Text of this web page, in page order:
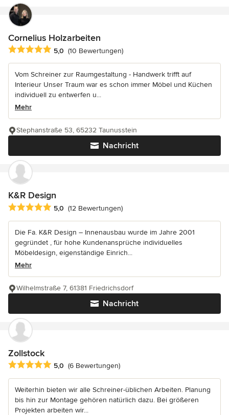
Cornelius Holzarbeiten
Durchschnittliche Bewertung: 5 von 5 Sternen
5,0 (10 Bewertungen)
Vom Schreiner zur Raumgestaltung - Handwerk trifft auf
Interieur Unser Traum war es schon immer Möbel und Küchen
individuell zu entwerfen u...
Mehr
Nachricht
Stephanstraße 53, 65232 Taunusstein
K&R Design
Durchschnittliche Bewertung: 5 von 5 Sternen
5,0 (12 Bewertungen)
Die Fa. K&R Design – Innenausbau wurde im Jahre 2001
gegründet , für hohe Kundenansprüche individuelles
Möbeldesign, eigenständige Einrich...
Mehr
Nachricht
Wilhelmstraße 7, 61381 Friedrichsdorf
Zollstock
Durchschnittliche Bewertung: 5 von 5 Sternen
5,0 (6 Bewertungen)
Weiterhin bieten wir alle Schreiner-üblichen Arbeiten. Planung
bis hin zur Montage gehören natürlich dazu. Bei größeren
Projekten arbeiten wir...